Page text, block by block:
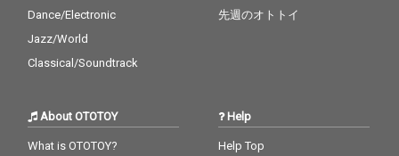
Dance/Electronic
Jazz/World
Classical/Soundtrack
先週のオトトイ
About OTOTOY
What is OTOTOY?
Help
Help Top